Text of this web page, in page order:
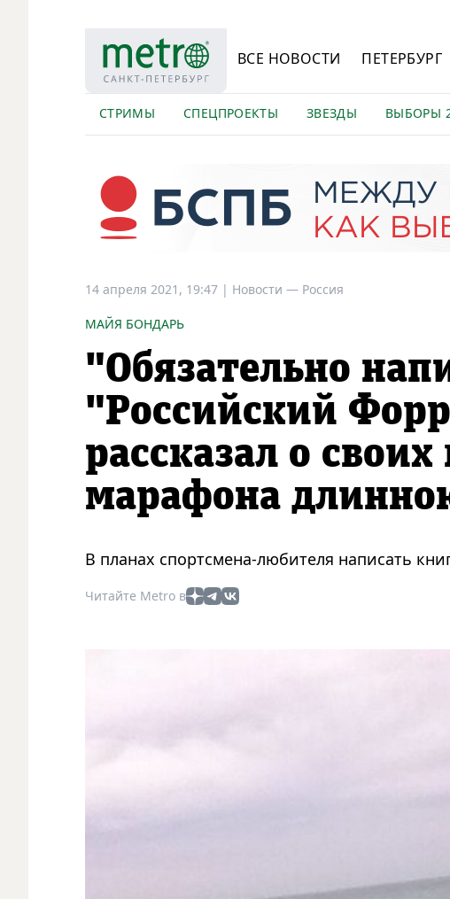
ВСЕ НОВОСТИ ПЕТЕРБУРГ
СТРИМЫ СПЕЦПРОЕКТЫ ЗВЕЗДЫ ВЫБОРЫ
14 апреля 2021, 19:47 | Новости — Россия
МАЙЯ БОНДАРЬ
"Обязательно
"Российский
рассказал о
марафона
В планах спортсмена-любителя написать
Читайте Metro в